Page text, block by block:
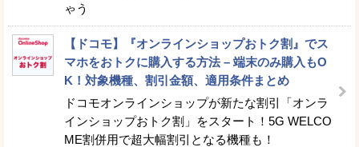
ゃう
【ドコモ】『オンラインショップおトク割』でス
マホをおトクに購入する方法 – 端末のみ購入もO
K！対象機種、割引金額、適用条件まとめ
ドコモオンラインショップが新たな割引「オンラ
インショップおトク割」をスタート！5G WELCO
ME割併用で超大幅割引となる機種も！